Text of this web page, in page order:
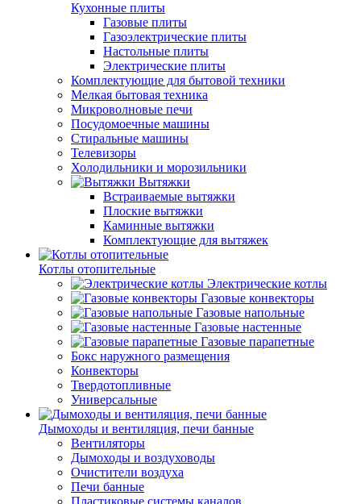
Кухонные плиты
Газовые плиты
Газоэлектрические плиты
Настольные плиты
Электрические плиты
Комплектующие для бытовой техники
Мелкая бытовая техника
Микроволновые печи
Посудомоечные машины
Стиральные машины
Телевизоры
Холодильники и морозильники
Вытяжки
Встраиваемые вытяжки
Плоские вытяжки
Каминные вытяжки
Комплектующие для вытяжек
Котлы отопительные
Электрические котлы
Газовые конвекторы
Газовые напольные
Газовые настенные
Газовые парапетные
Бокс наружного размещения
Конвекторы
Твердотопливные
Универсальные
Дымоходы и вентиляция, печи банные
Вентиляторы
Дымоходы и воздуховоды
Очистители воздуха
Печи банные
Пластиковые системы каналов